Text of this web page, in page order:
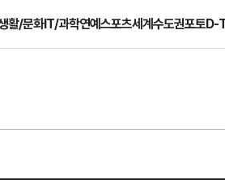
활/문화IT/과학연예스포츠세계수도권포토D-